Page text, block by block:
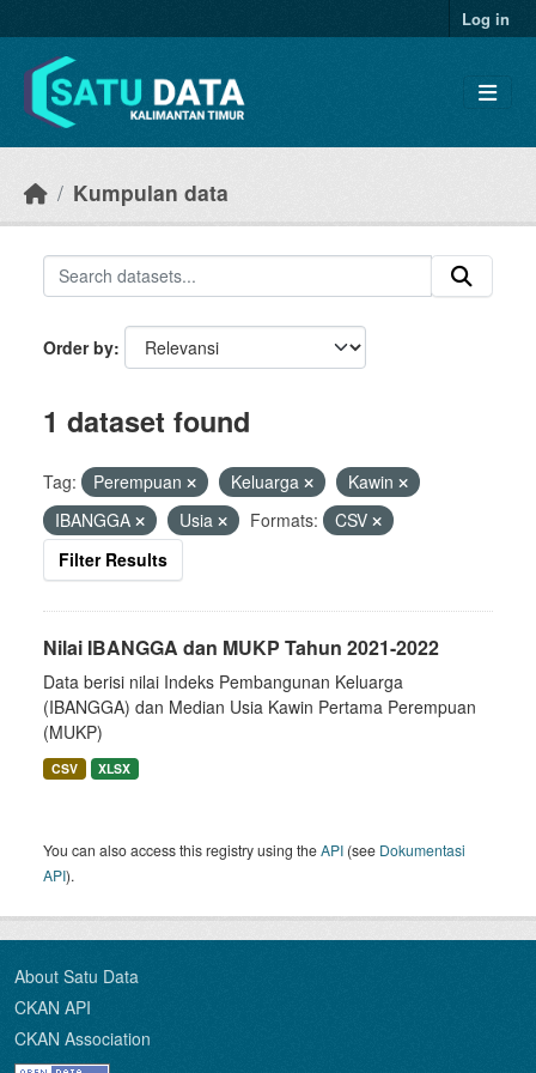
Log in
Kumpulan data
Order by
1 dataset found
Tag: Perempuan Keluarga
Kawin
IBANGGA
Usia Formats:
CSV
Filter Results
Nilai IBANGGA dan MUKP Tahun 2021-2022
Data berisi nilai Indeks Pembangunan Keluarga
(IBANGGA) dan Median Usia Kawin Pertama Perempuan
(MUKP)
CSV XLSX
You can also access this registry using theAPI (see Dokumentasi
API).
About Satu Data
CKAN API
CKAN Association